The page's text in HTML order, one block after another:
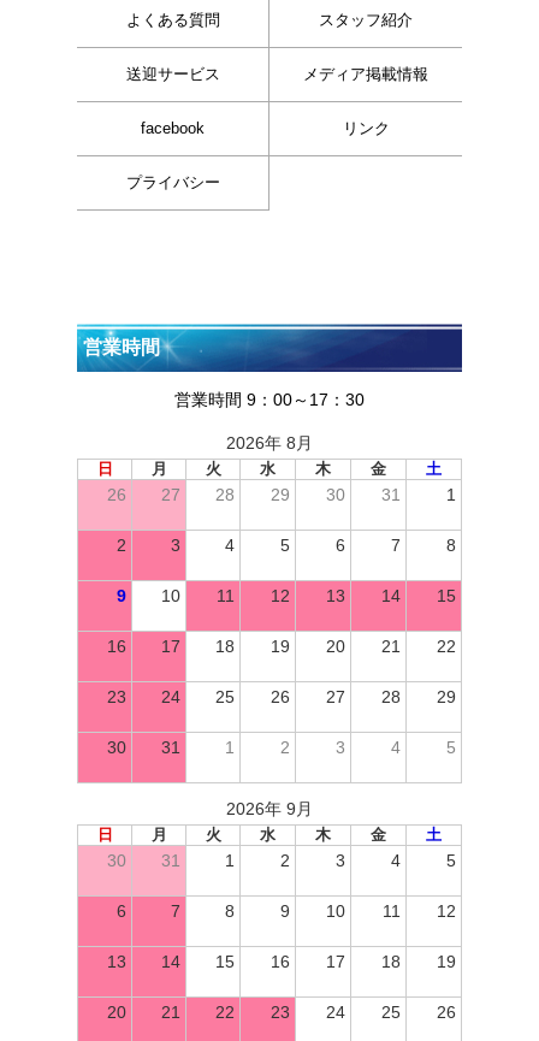
よくある質問 スタッフ紹介
送迎サービス メディア掲載情報
facebook リンク
プライバシー
営業時間
営業時間 9：00～17：30
2026年 8月
日 月 火 水 木 金 土
26 27 28 29 30 31 1
2 3 4 5 6 7 8
9 10 11 12 13 14 15
16 17 18 19 20 21 22
23 24 25 26 27 28 29
30 31 1 2 3 4 5
2026年 9月
日 月 火 水 木 金 土
30 31 1 2 3 4 5
6 7 8 9 10 11 12
13 14 15 16 17 18 19
20 21 22 23 24 25 26